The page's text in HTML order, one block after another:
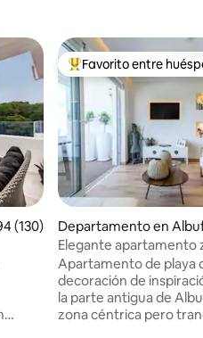
promedio: 4.94 de 5; 130
(130)
De los mejores en
Favorito entre
Departamento en
Elegante apartamento
jacuzzi, casco antiguo
Apartamento de playa
decoración de
la parte antigua de
zona céntrica pero